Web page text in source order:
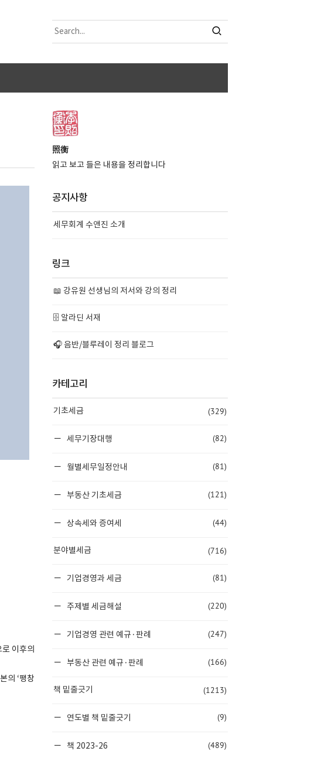
이후의
의 ‘팽창
照衡
읽고 보고 들은 내용을 정리합니다
공지사항
세무회계 수앤진 소개
링크
📖 강유원 선생님의 저서와 강의 정리
🗄️ 알라딘 서재
🎧 음반/블루레이 정리 블로그
카테고리
기초세금 (329)
세무기장대행 (82)
월별세무일정안내 (81)
부동산 기초세금 (121)
상속세와 증여세 (44)
분야별세금 (716)
기업경영과 세금 (81)
주제별 세금해설 (220)
기업경영 관련 예규·판례 (247)
부동산 관련 예규·판례 (166)
책 밑줄긋기 (1213)
연도별 책 밑줄긋기 (9)
책 2023-26 (489)